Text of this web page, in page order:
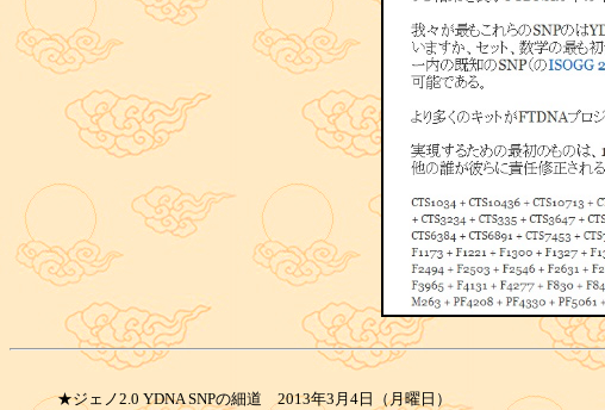
★ジェノ2.0 YDNA SNPの細道 2013年3月4日（月曜日）